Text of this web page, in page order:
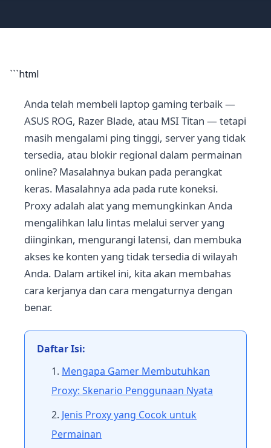
```html
Anda telah membeli laptop gaming terbaik —
ASUS ROG, Razer Blade, atau MSI Titan — tetapi
masih mengalami ping tinggi, server yang tidak
tersedia, atau blokir regional dalam permainan
online? Masalahnya bukan pada perangkat
keras. Masalahnya ada pada rute koneksi.
Proxy adalah alat yang memungkinkan Anda
mengalihkan lalu lintas melalui server yang
diinginkan, mengurangi latensi, dan membuka
akses ke konten yang tidak tersedia di wilayah
Anda. Dalam artikel ini, kita akan membahas
cara kerjanya dan cara mengaturnya dengan
benar.
Daftar Isi:
Mengapa Gamer Membutuhkan
Proxy: Skenario Penggunaan Nyata
Jenis Proxy yang Cocok untuk
Permainan